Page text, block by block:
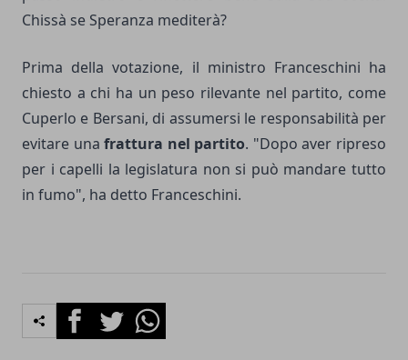
Chissà se Speranza mediterà?
Prima della votazione, il ministro Franceschini ha
chiesto a chi ha un peso rilevante nel partito, come
Cuperlo e Bersani, di assumersi le responsabilità per
evitare unafrattura nel partito. "Dopo aver ripreso
per i capelli la legislatura non si può mandare tutto
in fumo", ha detto Franceschini.
FacebookTwitterWhatsapp